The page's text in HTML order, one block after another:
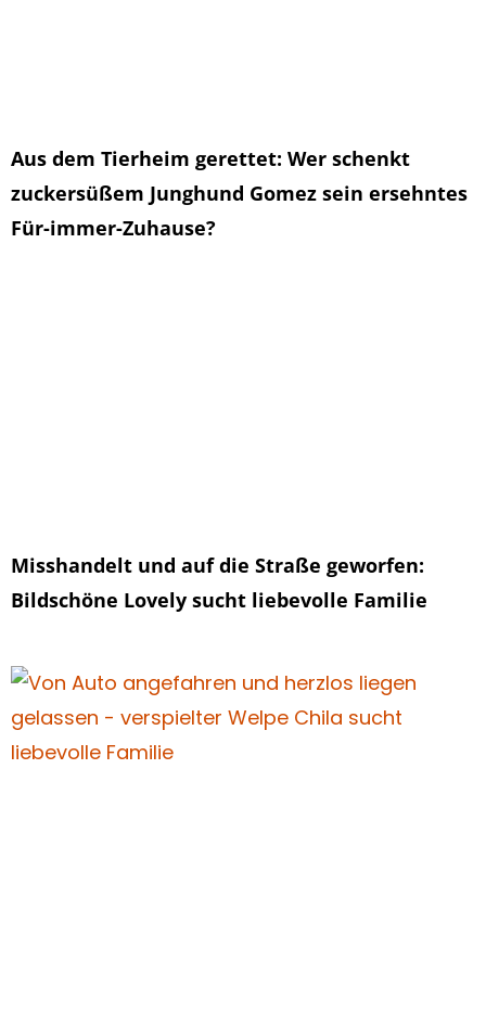
Aus dem Tierheim gerettet: Wer schenkt
zuckersüßem Junghund Gomez sein ersehntes
Für-immer-Zuhause?
Misshandelt und auf die Straße geworfen:
Bildschöne Lovely sucht liebevolle Familie